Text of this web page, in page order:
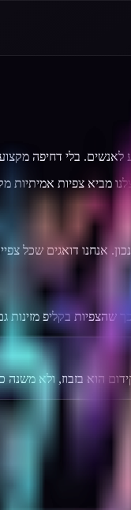
לאנשים. בלי דחיפה
אנחנו דואגים שכל
שהצפיות בקליפ
הוא בזבוז, ולא משנה